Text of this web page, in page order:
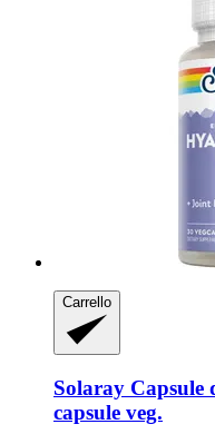
Carrello
Solaray Capsule
capsule veg.